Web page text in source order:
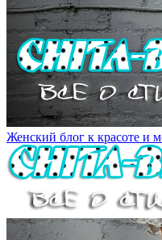
Женский блог к красоте и